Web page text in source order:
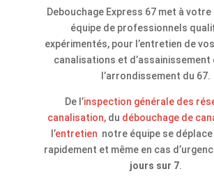
Debouchage Express 67 met à
équipe de professionnels
expérimentés, pour l’entretien de
canalisations et
l’arrondissement du 67.
De l’inspection générale des
canalisation,du débouchage de
l’entretien notre équipe se
rapidement et même en cas
jours sur 7.